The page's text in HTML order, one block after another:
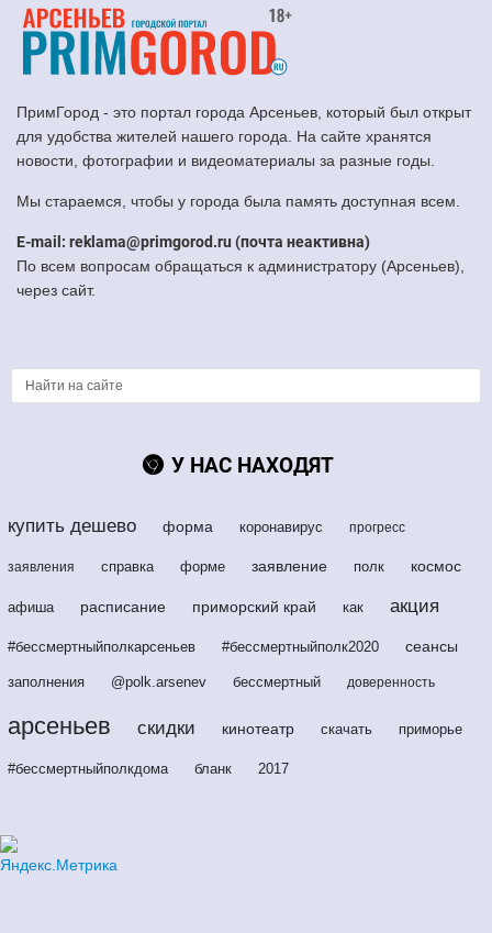
ПримГород - это портал города Арсеньев, который был открыт
для удобства жителей нашего города. На сайте хранятся
новости, фотографии и видеоматериалы за разные годы.
Мы стараемся, чтобы у города была память доступная всем.
E-mail: reklama@primgorod.ru (почта неактивна)
По всем вопросам обращаться к администратору (Арсеньев),
через сайт.
У НАС НАХОДЯТ
купить дешево форма коронавирус прогресс
заявления справка форме заявление полк космос
афиша расписание приморский край как акция
#бессмертныйполкарсеньев #бессмертныйполк2020 сеансы
заполнения @polk.arsenev бессмертный доверенность
арсеньев скидки кинотеатр скачать приморье
#бессмертныйполкдома бланк 2017